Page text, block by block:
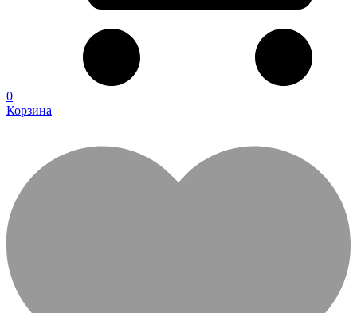
0
Корзина